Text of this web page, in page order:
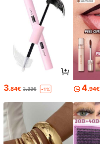
3.84€ 3.88€ -1% 4.94€